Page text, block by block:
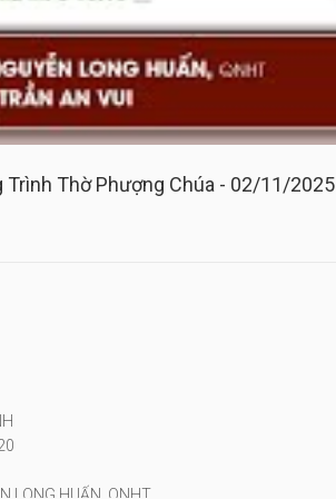
Trình Thờ Phượng Chúa - 02/11/2025
LONG HUẤN, QNHT